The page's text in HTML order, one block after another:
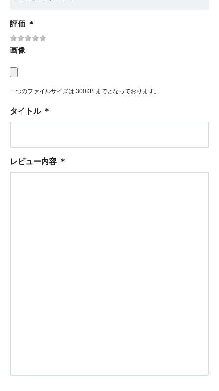
評価 ＊
画像
一つのファイルサイズは 300KB までとなっております。
タイトル ＊
レビュー内容 ＊